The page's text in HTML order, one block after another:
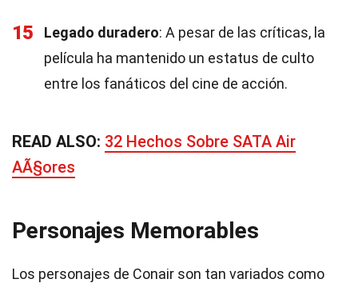
15 Legado duradero: A pesar de las críticas, la
película ha mantenido un estatus de culto
entre los fanáticos del cine de acción.
READ ALSO: 32 Hechos Sobre SATA Air
AÃ§ores
Personajes Memorables
Los personajes de Conair son tan variados como